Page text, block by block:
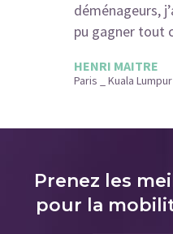
déménageurs,
pu gagner tout
HENRI MAITRE
Paris _ Kuala Lumpur
Prenez les
pour la